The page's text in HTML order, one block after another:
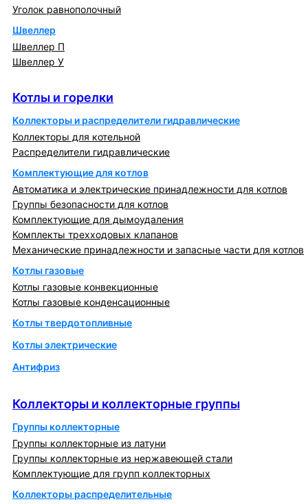
Уголок равнополочный
Швеллер
Швеллер П
Швеллер У
Котлы и горелки
Коллекторы и распределители гидравлические
Коллекторы для котельной
Распределители гидравлические
Комплектующие для котлов
Автоматика и электрические принадлежности для котлов
Группы безопасности для котлов
Комплектующие для дымоудаления
Комплекты трехходовых клапанов
Механические принадлежности и запасные части для котлов
Котлы газовые
Котлы газовые конвекционные
Котлы газовые конденсационные
Котлы твердотопливные
Котлы электрические
Антифриз
Коллекторы и коллекторные группы
Группы коллекторные
Группы коллекторные из латуни
Группы коллекторные из нержавеющей стали
Комплектующие для групп коллекторных
Коллекторы распределительные